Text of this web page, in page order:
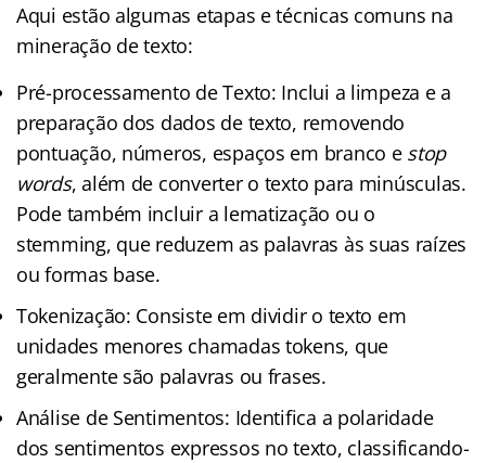
Aqui estão algumas etapas e técnicas comuns na
mineração de texto:
Pré-processamento de Texto: Inclui a limpeza e a
preparação dos dados de texto, removendo
pontuação, números, espaços em branco e stop
words, além de converter o texto para minúsculas.
Pode também incluir a lematização ou o
stemming, que reduzem as palavras às suas raízes
ou formas base.
Tokenização: Consiste em dividir o texto em
unidades menores chamadas tokens, que
geralmente são palavras ou frases.
Análise de Sentimentos: Identifica a polaridade
dos sentimentos expressos no texto, classificando-